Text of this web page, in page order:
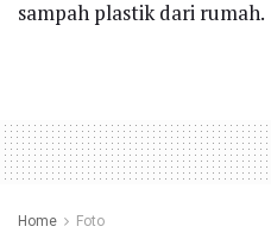
sampah plastik dari rumah.
Home Foto